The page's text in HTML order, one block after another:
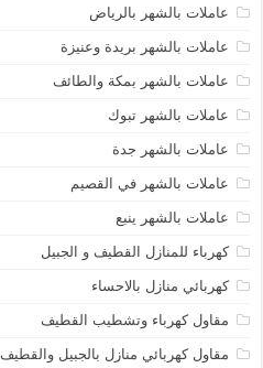
عاملات بالشهر بالرياض
عاملات بالشهر بريدة وعنيزة
عاملات بالشهر بمكة والطائف
عاملات بالشهر تبوك
عاملات بالشهر جدة
عاملات بالشهر في القصيم
عاملات بالشهر ينبع
كهرباء للمنازل القطيف و الجبيل
كهربائي منازل بالاحساء
مقاول كهرباء وتشطيب القطيف
مقاول كهربائي منازل بالجبيل والقطيف